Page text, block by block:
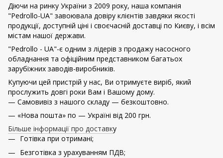
Діючи на ринку України з 2009 року, наша компанія
"Pedrollo-UA" завоювала довіру клієнтів завдяки якості
продукції, доступній ціні і своєчасній доставці по Києву, і всім
містам нашої держави.
"Pedrollo - UA"-є одним з лідерів з продажу насосного
обладнання та офіційним представником багатьох
зарубіжних заводів-виробників.
Купуючи цей пристрій у нас, Ви отримуєте виріб, який
прослужить довгі роки Вам і Вашому дому.
— Самовивіз з нашого складу — безкоштовно.
— «Нова пошта» по — Україні від 200 грн.
Більше інформації про доставку
Готівка при отримані;
Безготівка з урахуванням ПДВ;